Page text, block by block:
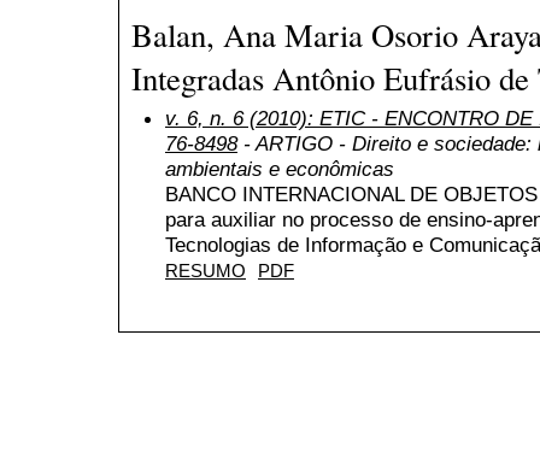
Balan, Ana Maria Osorio
Integradas Antônio Eufrásio
v. 6, n. 6 (2010): ETIC - ENCONTRO
76-8498- ARTIGO - Direito e
ambientais e econômicas
BANCO INTERNACIONAL DE
para auxiliar no processo de ensino-
Tecnologias de Informação e
RESUMO PDF